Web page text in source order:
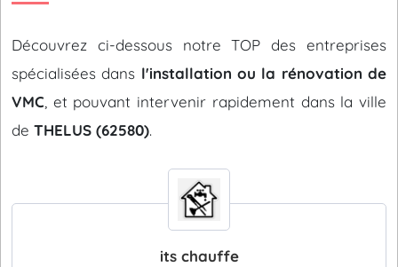
Découvrez ci-dessous notre TOP des entreprises
spécialisées dans l'installation ou la rénovation de
VMC , et pouvant intervenir rapidement dans la ville
de THELUS (62580).
its chauffe